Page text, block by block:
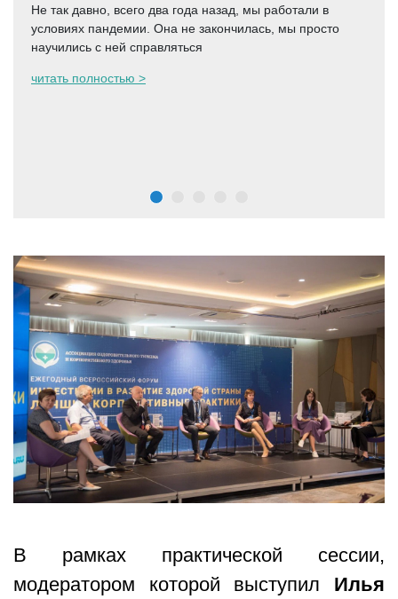
Не так давно, всего два года назад, мы работали в
условиях пандемии. Она не закончилась, мы просто
научились с ней справляться
читать полностью >
В рамках практической сессии,
модератором которой выступил Илья